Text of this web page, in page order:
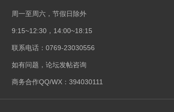
周一至周六，节假日除外
9:15~12:30，14:00~18:15
联系电话：0769-23030556
如有问题，论坛发帖咨询
商务合作QQ/WX：394030111